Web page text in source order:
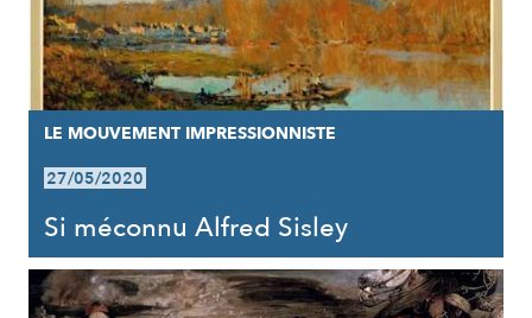
LE MOUVEMENT IMPRESSIONNISTE
27/05/2020
Si méconnu Alfred Sisley